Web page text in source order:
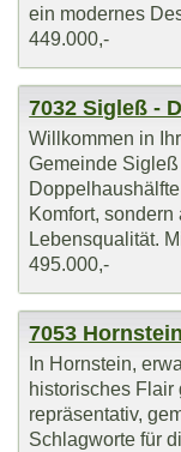
ein modernes
449.000,-
7032 Sigleß -
Willkommen in
Gemeinde
Komfort,
Lebensqualität.
495.000,-
7053
In Hornstein,
historisches Flair
repräsentativ,
Schlagworte für